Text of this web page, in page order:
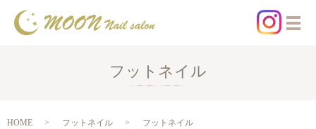
フットネイル
HOME フットネイル フットネイル